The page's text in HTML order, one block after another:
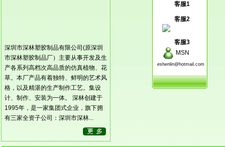
深圳市深林塑胶制品有限公司(原深圳
市深林塑胶制品厂）主要从事开发及生
产各系列高档次高品质的仿真植物、花
草。本厂产品有着独特、鲜明的艺术风
格，以及精湛的生产制作工艺。集设
计、制作、安装为一体。 深林创建于
1995年，是一家集团式企业，旗下拥
有三家全资子公司：深圳市深林...
客服1
客服2
客服3
MSN
eshenlin@hotmail.com